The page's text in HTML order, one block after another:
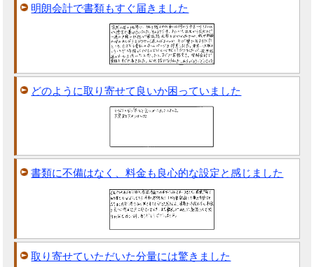
明朗会計で書類もすぐ届きました
どのように取り寄せて良いか困っていました
書類に不備はなく、料金も良心的な設定と感じました
取り寄せていただいた分量には驚きました